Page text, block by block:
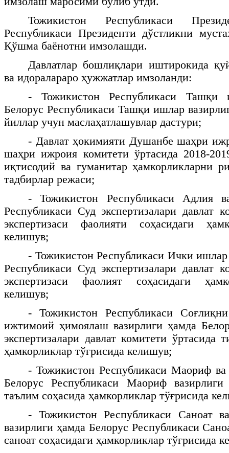
Тожикистон Республикаси
Республикаси Президенти дўстликни
Қўшма баёнотни имзолашди.
Давлатлар бошлиқлари иштирокида
ва идоралараро ҳужжатлар имзоланди:
- Тожикистон Республикаси Ташқи
Белорус Республикаси Ташқи ишлар
йиллар учун маслаҳатлашувлар дастури;
- Давлат ҳокимияти Душанбе шаҳри
шаҳри ижроия комитети ўртасида 2018-
иқтисодий ва гуманитар ҳамкорликларни
тадбирлар режаси;
- Тожикистон Республикаси Адлия
Республикаси Суд экспертизалари давлат
экспертизаси фаолияти соҳасидаги
келишув;
- Тожикистон Республикаси Ички ишлар
Республикаси Суд экспертизалари давлат
экспертизаси фаолият соҳасидаги
келишув;
- Тожикистон Республикаси
ижтимоий ҳимоялаш вазирлиги ҳамда
экспертизалари давлат комитети ўртасида
ҳамкорликлар тўғрисида келишув;
- Тожикистон Республикаси Маориф
Белорус Республикаси Маориф вазирлиги
таълим соҳасида ҳамкорликлар тўғрисида
- Тожикистон Республикаси Саноат
вазирлиги ҳамда Белорус Республикаси
саноат соҳасидаги ҳамкорликлар тўғрисида